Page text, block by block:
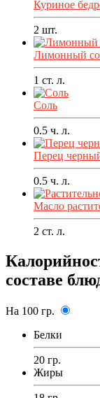
Куриное
2 шт.
Лимонный
1 ст. л.
Соль
0.5 ч. л.
Перец
0.5 ч. л.
Масло
2 ст. л.
составе
На 100 гр.
Белки
20 гр.
Жиры